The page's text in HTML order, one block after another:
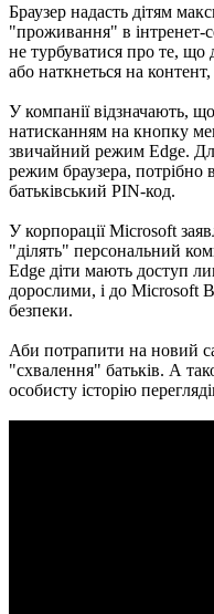
Браузер надасть дітям
"проживання" в інтренет-
не турбуватися про те, що
або наткнеться на
У компанії відзначають,
натисканням на кнопку
звичайний режим Edge.
режим браузера, потрібно
батьківський PIN-код.
У корпорації Microsoft
"ділять" персональний
Edge діти мають доступ
дорослими, і до Microsoft
безпеки.
Аби потрапити на новий
"схвалення" батьків. А
особисту історію